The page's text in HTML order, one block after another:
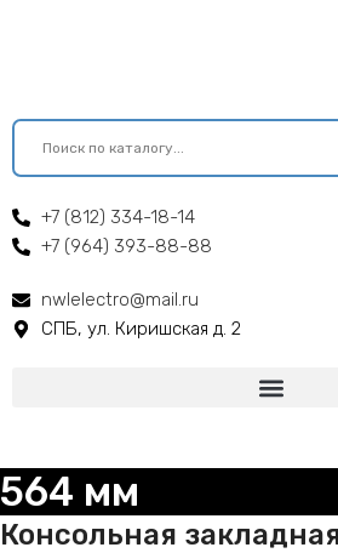
+7 (812) 334-18-14
+7 (964) 393-88-88
nwlelectro@mail.ru
СПБ, ул. Киришская д. 2
564 мм
Консольная